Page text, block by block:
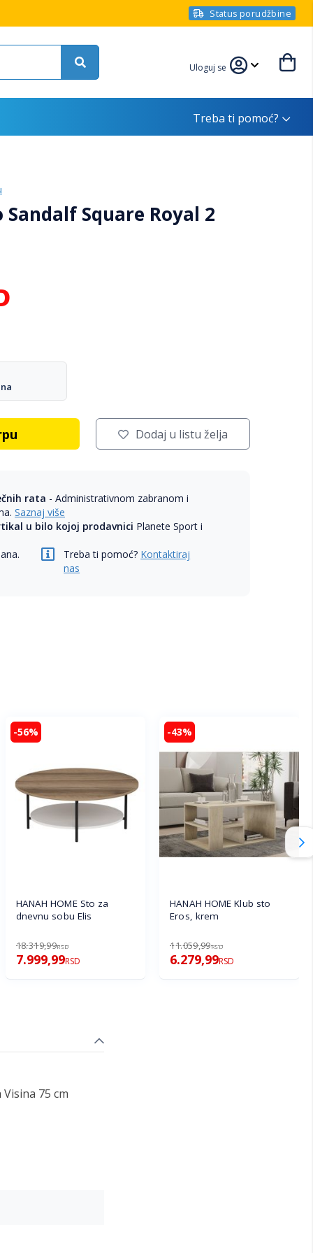
Status porudžbine
Uloguj se
Treba ti pomoć?
Sandalf Square Royal 2
Dodaj u listu želja
rata - Administrativnom zabranom i
Saznaj više
u bilo kojoj prodavnici Planete Sport i
Treba ti pomoć? Kontaktiraj
nas
-56%
HANAH HOME Sto za
dnevnu sobu Elis
18.319,99RSD
7.999,99RSD
-43%
HANAH HOME Klub sto
Eros, krem
11.059,99RSD
6.279,99RSD
75 cm